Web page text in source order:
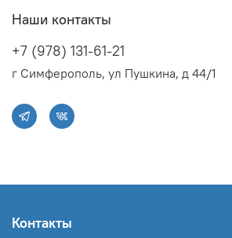
Наши контакты
+7 (978) 131-61-21
г Симферополь, ул Пушкина, д 44/1
Контакты